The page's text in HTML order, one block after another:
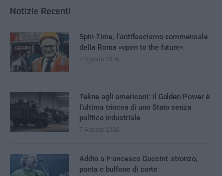
Notizie Recenti
Spin Time, l’antifascismo commensale
della Roma «open to the future»
7 Agosto 2026
Tekne agli americani: il Golden Power è
l’ultima trincea di uno Stato senza
politica industriale
7 Agosto 2026
Addio a Francesco Guccini: stronzo,
poeta e buffone di corte